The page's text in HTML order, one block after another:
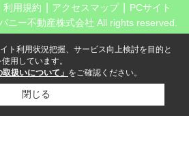
利用規約 アクセスマップ
PCサイト
ニー不動産株式会社 All rights reserved.
ト利用状況把握、サービス向上検討を目的と
用しています。
取扱いについて」 をご確認ください。
閉じる